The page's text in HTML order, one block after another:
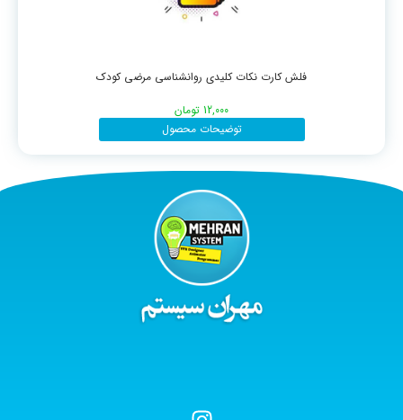
فلش کارت نکات کلیدی روانشناسی مرضی کودک
12,000 تومان
توضیحات محصول